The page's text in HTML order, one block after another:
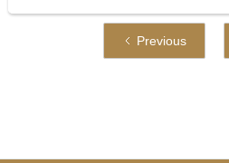
Previous